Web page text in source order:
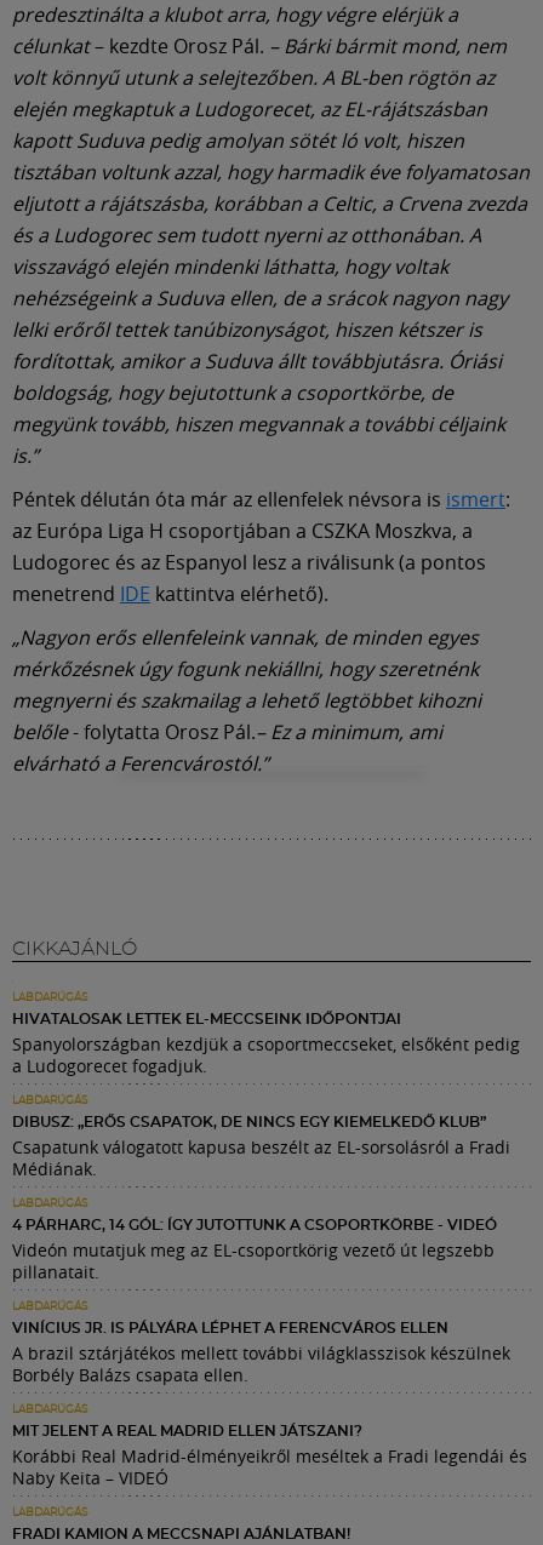
predesztinálta a klubot arra, hogy végre elérjük a
célunkat– kezdte Orosz Pál. – Bárki bármit mond, nem
volt könnyű utunk a selejtezőben. A BL-ben rögtön az
elején megkaptuk a Ludogorecet, az EL-rájátszásban
kapott Suduva pedig amolyan sötét ló volt, hiszen
tisztában voltunk azzal, hogy harmadik éve folyamatosan
eljutott a rájátszásba, korábban a Celtic, a Crvena zvezda
és a Ludogorec sem tudott nyerni az otthonában. A
visszavágó elején mindenki láthatta, hogy voltak
nehézségeink a Suduva ellen, de a srácok nagyon nagy
lelki erőről tettek tanúbizonyságot, hiszen kétszer is
fordítottak, amikor a Suduva állt továbbjutásra. Óriási
boldogság, hogy bejutottunk a csoportkörbe, de
megyünk tovább, hiszen megvannak a további céljaink
is.”
Péntek délután óta már az ellenfelek névsora is ismert:
az Európa Liga H csoportjában a CSZKA Moszkva, a
Ludogorec és az Espanyol lesz a riválisunk (a pontos
menetrend IDE kattintva elérhető).
„Nagyon erős ellenfeleink vannak, de minden egyes
mérkőzésnek úgy fogunk nekiállni, hogy szeretnénk
megnyerni és szakmailag a lehető legtöbbet kihozni
belőle- folytatta Orosz Pál.– Ez a minimum, ami
elvárható a Ferencvárostól.”
CIKKAJÁNLÓ
LABDARÚGÁS
HIVATALOSAK LETTEK EL-MECCSEINK IDŐPONTJAI
Spanyolországban kezdjük a csoportmeccseket, elsőként pedig
a Ludogorecet fogadjuk.
LABDARÚGÁS
DIBUSZ: „ERŐS CSAPATOK, DE NINCS EGY KIEMELKEDŐ KLUB”
Csapatunk válogatott kapusa beszélt az EL-sorsolásról a Fradi
Médiának.
LABDARÚGÁS
4 PÁRHARC, 14 GÓL: ÍGY JUTOTTUNK A CSOPORTKÖRBE - VIDEÓ
Videón mutatjuk meg az EL-csoportkörig vezető út legszebb
pillanatait.
LABDARÚGÁS
VINÍCIUS JR. IS PÁLYÁRA LÉPHET A FERENCVÁROS ELLEN
A brazil sztárjátékos mellett további világklasszisok készülnek
Borbély Balázs csapata ellen.
LABDARÚGÁS
MIT JELENT A REAL MADRID ELLEN JÁTSZANI?
Korábbi Real Madrid-élményeikről meséltek a Fradi legendái és
Naby Keita – VIDEÓ
LABDARÚGÁS
FRADI KAMION A MECCSNAPI AJÁNLATBAN!